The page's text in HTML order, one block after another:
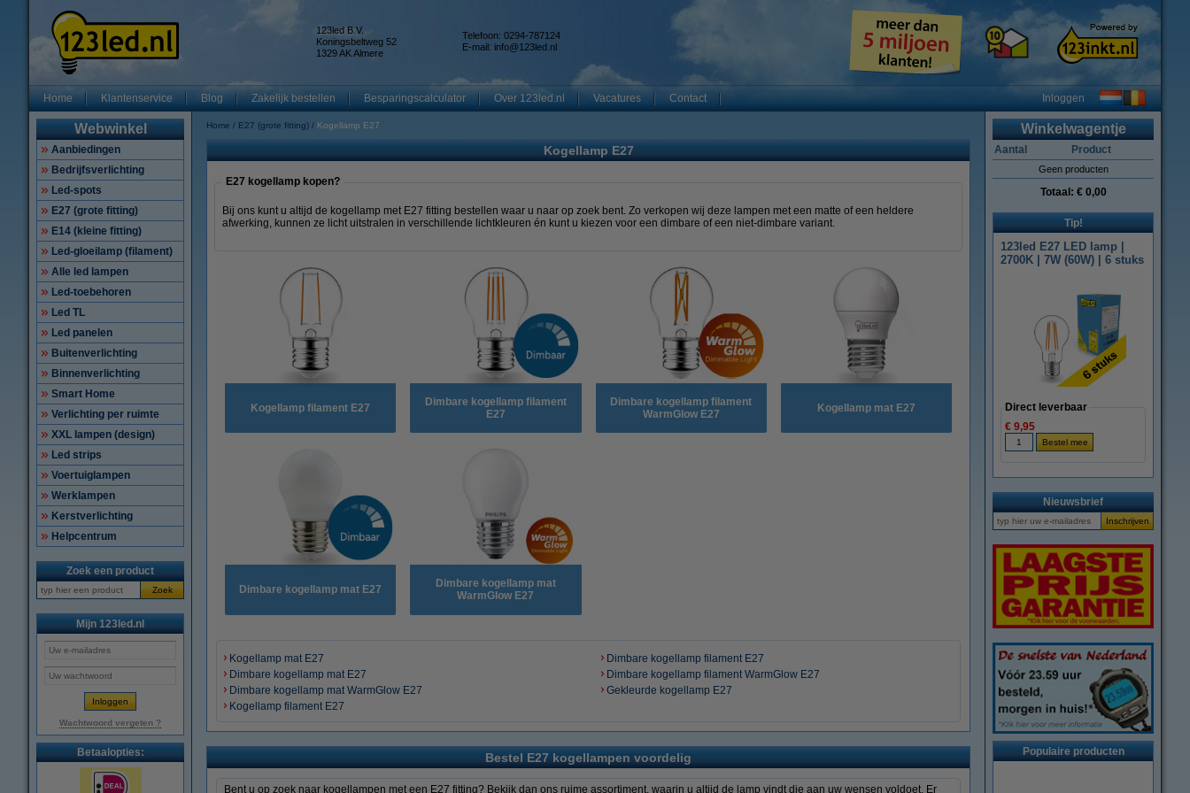
123led B.V.
Koningsbeltweg 52
1329 AK Almere
Telefoon: 0294-787124
E-mail: info@123led.nl
Home Klantenservice Blog Zakelijk bestellen Besparingscalculator Over 123led.nl Vacatures Contact Inloggen
Webwinkel
Aanbiedingen
Bedrijfsverlichting
Led-spots
E27 (grote fitting)
E14 (kleine fitting)
Led-gloeilamp (filament)
Alle led lampen
Led-toebehoren
Led TL
Led panelen
Buitenverlichting
Binnenverlichting
Smart Home
Verlichting per ruimte
XXL lampen (design)
Led strips
Voertuiglampen
Werklampen
Kerstverlichting
Helpcentrum
Zoek een product
Zoek
Mijn 123led.nl
Wachtwoord vergeten ?
Betaalopties:
Home E27 (grote fitting) Kogellamp E27
Kogellamp E27
E27 kogellamp kopen?
Bij ons kunt u altijd de kogellamp met E27 fitting bestellen waar u naar op zoek bent. Zo verkopen wij deze lampen met een matte of een heldere
afwerking, kunnen ze licht uitstralen in verschillende lichtkleuren én kunt u kiezen voor een dimbare of een niet-dimbare variant.
Kogellamp filament E27
Dimbare kogellamp filament
E27
Dimbare kogellamp filament
WarmGlow E27
Kogellamp mat E27
Dimbare kogellamp mat E27
Dimbare kogellamp mat
WarmGlow E27
Kogellamp mat E27
Dimbare kogellamp mat E27
Dimbare kogellamp mat WarmGlow E27
Kogellamp filament E27
Dimbare kogellamp filament E27
Dimbare kogellamp filament WarmGlow E27
Gekleurde kogellamp E27
Bestel E27 kogellampen voordelig
Bent u op zoek naar kogellampen met een E27 fitting? Bekijk dan ons ruime assortiment, waarin u altijd de lamp vindt die aan uw wensen voldoet. Er
Winkelwagentje
Aantal Product
Geen producten
Totaal: € 0,00
Tip!
123led E27 LED lamp |
2700K | 7W (60W) | 6 stuks
Direct leverbaar
€ 9,95
Nieuwsbrief
Populaire producten